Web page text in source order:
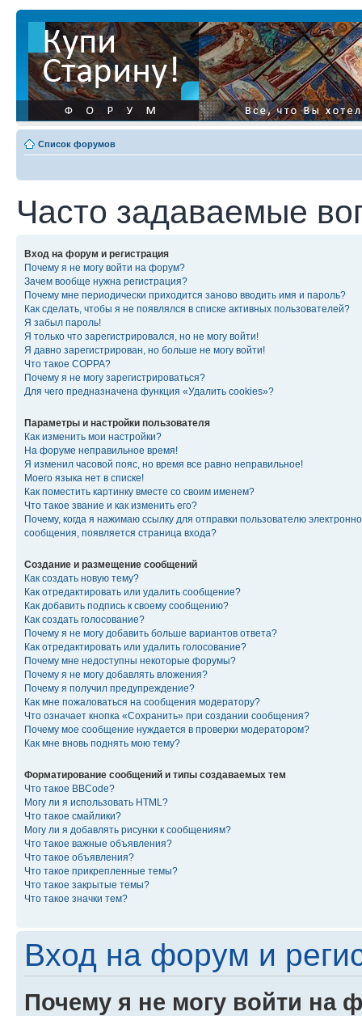
Список форумов
Часто задаваемые
Вход на форум и регистрация
Почему я не могу войти на форум?
Зачем вообще нужна регистрация?
Почему мне периодически приходится заново вводить имя и пароль?
Как сделать, чтобы я не появлялся в списке активных пользователей?
Я забыл пароль!
Я только что зарегистрировался, но не могу войти!
Я давно зарегистрирован, но больше не могу войти!
Что такое COPPA?
Почему я не могу зарегистрироваться?
Для чего предназначена функция «Удалить cookies»?
Параметры и настройки пользователя
Как изменить мои настройки?
На форуме неправильное время!
Я изменил часовой пояс, но время все равно неправильное!
Моего языка нет в списке!
Как поместить картинку вместе со своим именем?
Что такое звание и как изменить его?
Почему, когда я нажимаю ссылку для отправки пользователю
сообщения, появляется страница входа?
Создание и размещение сообщений
Как создать новую тему?
Как отредактировать или удалить сообщение?
Как добавить подпись к своему сообщению?
Как создать голосование?
Почему я не могу добавить больше вариантов ответа?
Как отредактировать или удалить голосование?
Почему мне недоступны некоторые форумы?
Почему я не могу добавлять вложения?
Почему я получил предупреждение?
Как мне пожаловаться на сообщения модератору?
Что означает кнопка «Сохранить» при создании сообщения?
Почему мое сообщение нуждается в проверки модератором?
Как мне вновь поднять мою тему?
Форматирование сообщений и типы создаваемых тем
Что такое BBCode?
Могу ли я использовать HTML?
Что такое смайлики?
Могу ли я добавлять рисунки к сообщениям?
Что такое важные объявления?
Что такое объявления?
Что такое прикрепленные темы?
Что такое закрытые темы?
Что такое значки тем?
Вход на форум и
Почему я не могу войти на